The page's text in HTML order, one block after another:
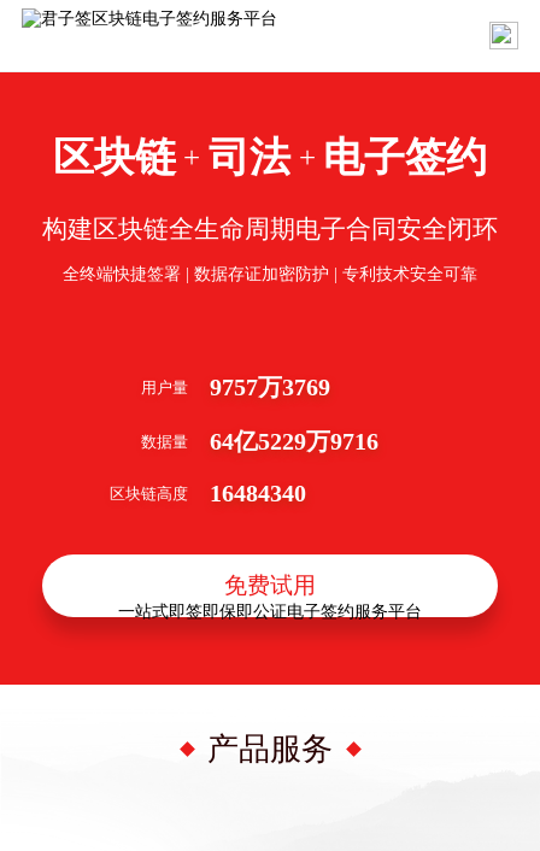
区块链 + 司法 + 电子签约
构建区块链全生命周期电子合同安全闭环
全终端快捷签署 | 数据存证加密防护 | 专利技术安全可靠
用户量 9757万3769
数据量 64亿5229万9716
区块链高度 16484340
免费试用
产品服务
一站式即签即保即公证电子签约服务平台